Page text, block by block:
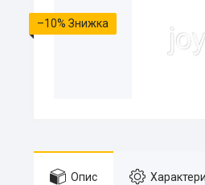
–10%
Опис